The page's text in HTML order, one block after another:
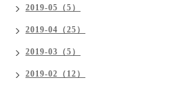
2019-05（5）
2019-04（25）
2019-03（5）
2019-02（12）